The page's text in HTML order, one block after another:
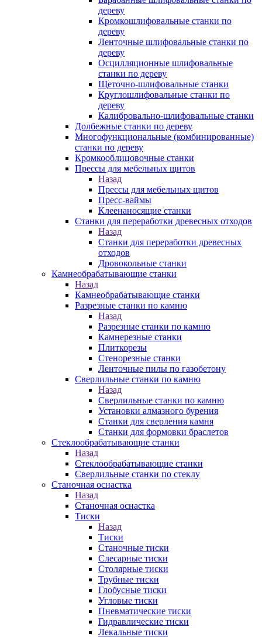
дереву
Кромкошлифовальные станки по
дереву
Ленточные шлифовальные станки по
дереву
Осцилляционные шлифовальные
станки по дереву
Щеточно-шлифовальные станки
Круглошлифовальные станки по
дереву
Калибровально-шлифовальные станки
Долбежные станки по дереву
Многофункциональные (комбинированные)
станки по дереву
Кромкооблицовочные станки
Прессы для мебельных щитов
Назад
Прессы для мебельных щитов
Пресс-ваймы
Клеенаносящие станки
Станки для переработки древесных отходов
Назад
Станки для переработки древесных
отходов
Дровокольные станки
Камнеобрабатывающие станки
Назад
Камнеобрабатывающие станки
Разрезные станки по камню
Назад
Разрезные станки по камню
Камнерезные станки
Плиткорезы
Стенорезные станки
Ленточные пилы по газобетону
Сверлильные станки по камню
Назад
Сверлильные станки по камню
Установки алмазного бурения
Станки для сверления камня
Станки для формовки браслетов
Стеклообрабатывающие станки
Назад
Стеклообрабатывающие станки
Сверлильные станки по стеклу
Станочная оснастка
Назад
Станочная оснастка
Тиски
Назад
Тиски
Станочные тиски
Слесарные тиски
Столярные тиски
Трубные тиски
Глобусные тиски
Угловые тиски
Пневматические тиски
Гидравлические тиски
Лекальные тиски